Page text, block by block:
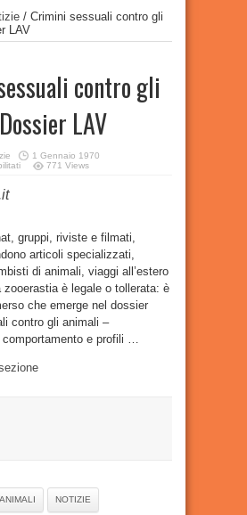
/ Crimini sessuali contro gli
LAV
contro gli
LAV
1 Gennaio 1970
su
771 Views
gruppi, riviste e filmati,
articoli specializzati,
di animali, viaggi all’estero
è legale o tollerata: è
che emerge nel dossier
contro gli animali –
e profili …
ANIMALI NOTIZIE